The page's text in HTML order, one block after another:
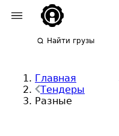
Найти грузы
Главная
Тендеры
Разные